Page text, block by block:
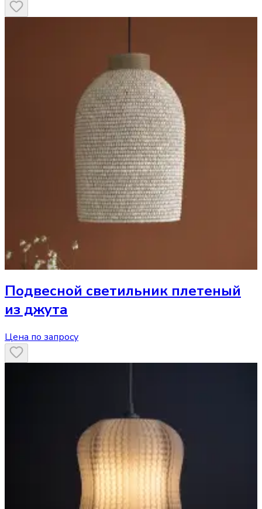
Подвесной светильник плетеный
из джута
Цена по запросу